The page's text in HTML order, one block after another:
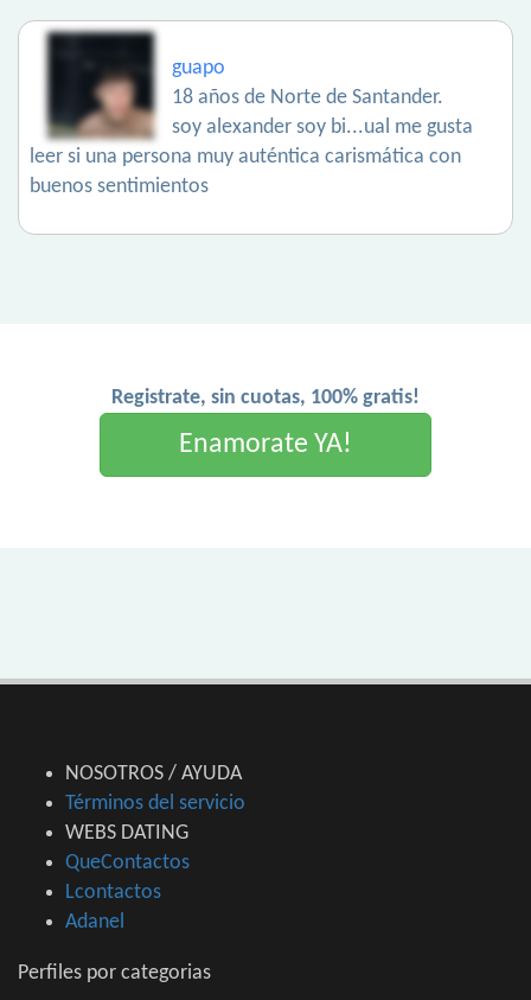
guapo
18 años de Norte de Santander.
soy alexander soy bi...ual me gusta
leer si una persona muy auténtica carismática con
buenos sentimientos
Registrate, sin cuotas, 100% gratis!
Enamorate YA!
NOSOTROS / AYUDA
Términos del servicio
WEBS DATING
QueContactos
Lcontactos
Adanel
Perfiles por categorias